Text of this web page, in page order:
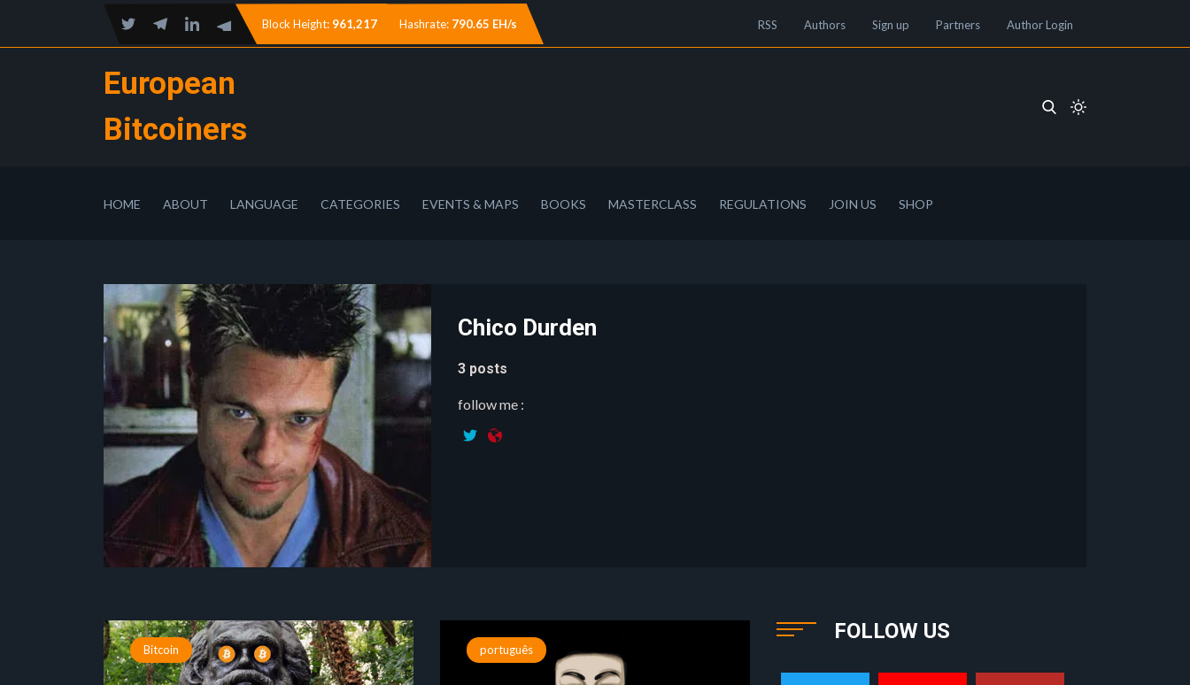
Block Height: 961,217 Hashrate: 790.65 EH/s RSS Authors Sign up Partners Author Login
European
Bitcoiners
HOME ABOUT LANGUAGE CATEGORIES EVENTS & MAPS BOOKS MASTERCLASS REGULATIONS JOIN US SHOP
Chico Durden
3 posts
follow me :
Bitcoin português
FOLLOW US